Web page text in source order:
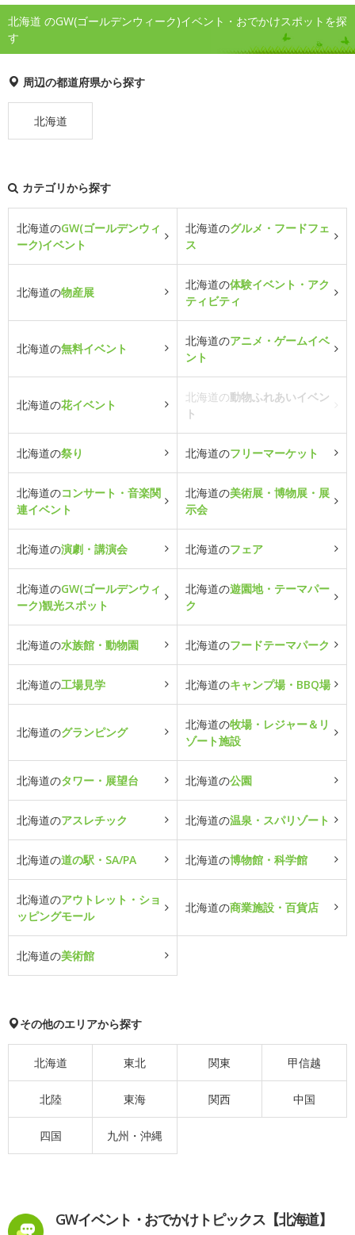
北海道 のGW(ゴールデンウィーク)イベント・おでかけスポットを探
す
周辺の都道府県から探す
北海道
カテゴリから探す
北海道のGW(ゴールデンウィ
ーク)イベント
北海道のグルメ・フードフェ
ス
北海道の物産展
北海道の体験イベント・アク
ティビティ
北海道の無料イベント
北海道のアニメ・ゲームイベ
ント
北海道の花イベント
北海道の動物ふれあいイベン
ト
北海道の祭り 北海道のフリーマーケット
北海道のコンサート・音楽関
連イベント
北海道の美術展・博物展・展
示会
北海道の演劇・講演会 北海道のフェア
北海道のGW(ゴールデンウィ
ーク)観光スポット
北海道の遊園地・テーマパー
ク
北海道の水族館・動物園 北海道のフードテーマパーク
北海道の工場見学 北海道のキャンプ場・BBQ場
北海道のグランピング
北海道の牧場・レジャー＆リ
ゾート施設
北海道のタワー・展望台 北海道の公園
北海道のアスレチック 北海道の温泉・スパリゾート
北海道の道の駅・SA/PA 北海道の博物館・科学館
北海道のアウトレット・ショ
ッピングモール
北海道の商業施設・百貨店
北海道の美術館
その他のエリアから探す
北海道 東北 関東 甲信越
北陸 東海 関西 中国
四国 九州・沖縄
GWイベント・おでかけトピックス【北海道】